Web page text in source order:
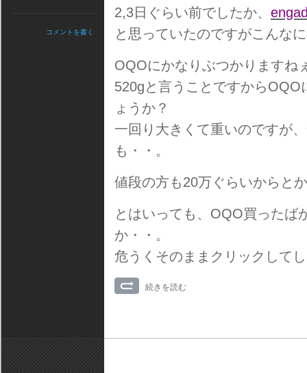
2,3日ぐらい前でしたか、
と思っていたのですがこんな
OQOにかなりぶつかりますね
520gと言うことですから
ょうか？
一回り大きくて重いのですが
も・・。
値段の方も20万ぐらいからと
とはいっても、OQO買ったば
か・・。
危うくそのままクリックして
続きを読む
コメントを書く